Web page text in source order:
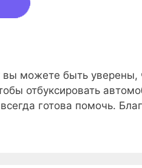
вы можете быть уверены,
отбуксировать
готова помочь.